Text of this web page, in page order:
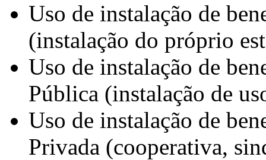
Uso de instalação de
(instalação do próprio
Uso de instalação de
Pública (instalação de
Uso de instalação de
Privada (cooperativa,